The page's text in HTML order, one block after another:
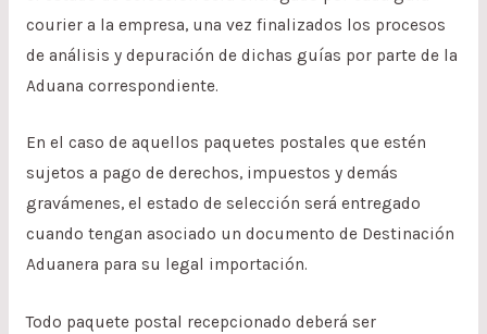
courier a la empresa, una vez finalizados los procesos
de análisis y depuración de dichas guías por parte de la
Aduana correspondiente.
En el caso de aquellos paquetes postales que estén
sujetos a pago de derechos, impuestos y demás
gravámenes, el estado de selección será entregado
cuando tengan asociado un documento de Destinación
Aduanera para su legal importación.
Todo paquete postal recepcionado deberá ser